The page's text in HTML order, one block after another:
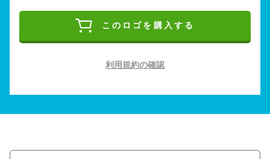
このロゴを購入する
利用規約の確認